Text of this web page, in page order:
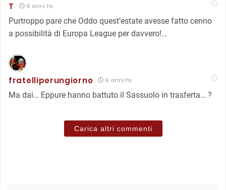
T 9 anni fa
Purtroppo pare che Oddo quest’estate avesse fatto cenno
a possibilità di Europa League per davvero!…
fratelliperungiorno 9 anni fa
Ma dai… Eppure hanno battuto il Sassuolo in trasferta… ?
Carica altri commenti